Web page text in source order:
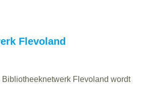
Flevoland
Bibliotheeknetwerk Flevoland wordt